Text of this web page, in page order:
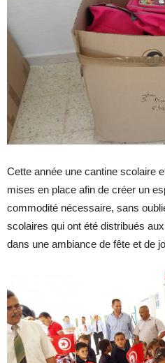
Cette année une cantine scolaire
mises en place afin de créer un
commodité nécessaire, sans
scolaires qui ont été distribués
dans une ambiance de fête et de